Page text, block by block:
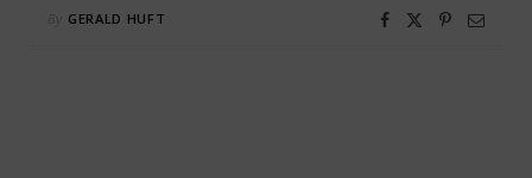
GERALD HUFT